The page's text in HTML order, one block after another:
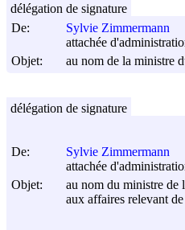
De:
Sylvie Zimmermann
attachée
Objet:
au nom de la ministre
délégation de signature
De:
Sylvie Zimmermann
attachée
Objet:
au nom du ministre de
aux affaires relevant
délégation de signature